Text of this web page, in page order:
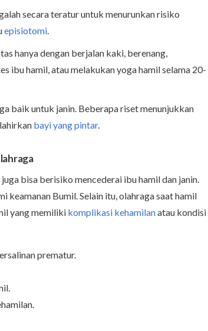
secara teratur untuk menurunkan risiko
episiotomi.
hanya dengan berjalan kaki, berenang,
ibu hamil, atau melakukan yoga hamil selama 20-
baik untuk janin. Beberapa riset menunjukkan
bayi yang pintar.
juga bisa berisiko mencederai ibu hamil dan janin.
keamanan Bumil. Selain itu, olahraga saat hamil
yang memiliki komplikasi kehamilanatau kondisi
prematur.